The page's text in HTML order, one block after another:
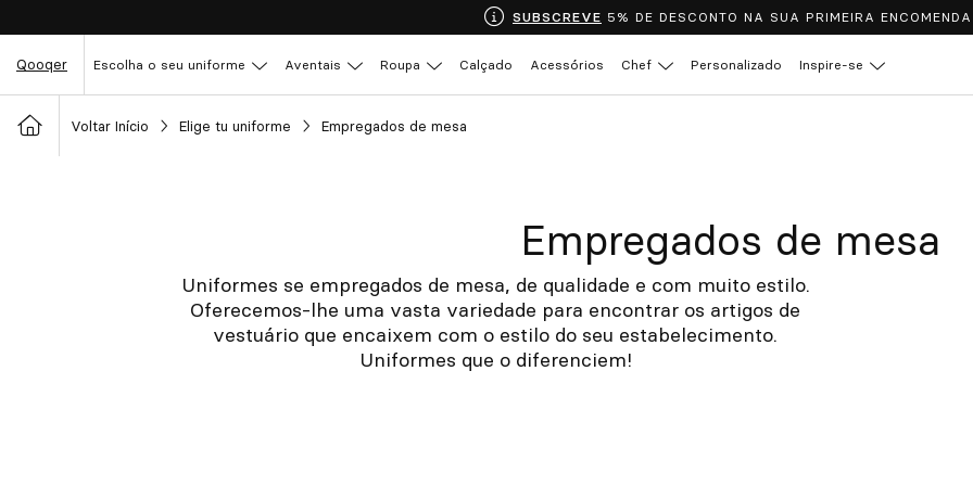
SUBSCREVE 5% DE DESCONTO NA SUA PRIMEIRA ENCOMENDA
Qooqer Escolha o seu uniforme Aventais Roupa Calçado Acessórios Chef Personalizado Inspire-se
Voltar Início Elige tu uniforme Empregados de mesa
Empregados de mesa
Uniformes se empregados de mesa, de qualidade e com muito estilo.
Oferecemos-lhe uma vasta variedade para encontrar os artigos de
vestuário que encaixem com o estilo do seu estabelecimento.
Uniformes que o diferenciem!